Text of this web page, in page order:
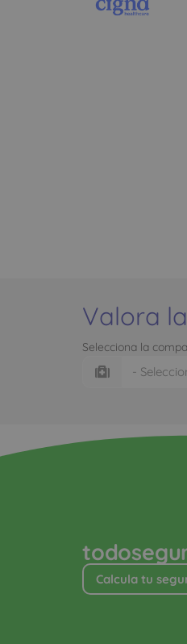
Valora
Selecciona la
Calcula tu